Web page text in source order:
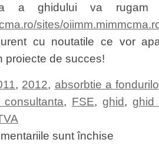
a ghidului va rugam
sites/
cu noutatile ce vor
proiecte de succes!
, 2012, absorbtie a
consultanta, FSE, ghid, ghid
sunt închise